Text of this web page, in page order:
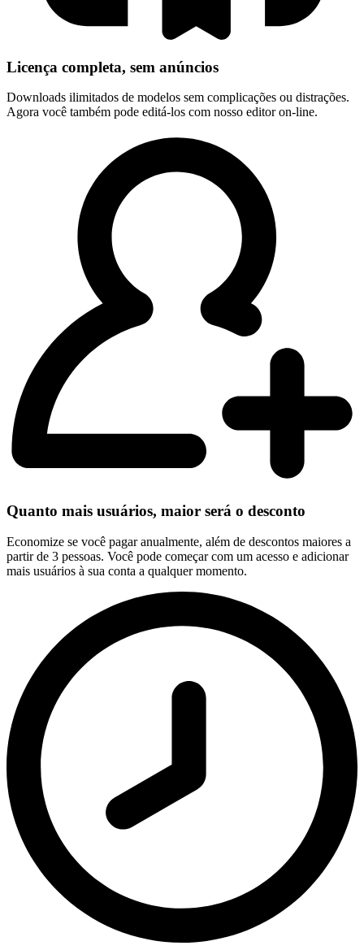
Licença completa, sem anúncios
Downloads ilimitados de modelos sem complicações ou distrações.
Agora você também pode editá-los com nosso editor on-line.
Quanto mais usuários, maior será o desconto
Economize se você pagar anualmente, além de descontos maiores a
partir de 3 pessoas. Você pode começar com um acesso e adicionar
mais usuários à sua conta a qualquer momento.